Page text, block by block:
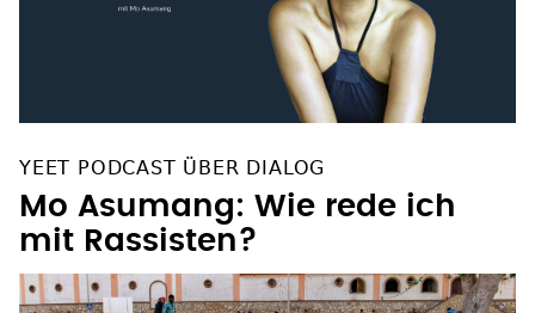
YEET PODCAST ÜBER DIALOG
Mo Asumang: Wie rede ich
mit Rassisten?